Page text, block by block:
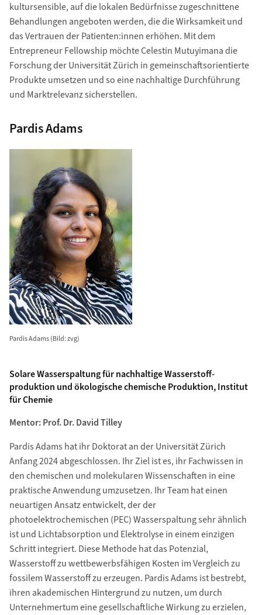
kultursensible, auf die lokalen Bedürfnisse zugeschnittene
Behandlungen angeboten werden, die die Wirksamkeit und
das Vertrauen der Patienten:innen erhöhen. Mit dem
Entrepreneur Fellowship möchte Celestin Mutuyimana die
Forschung der Universität Zürich in gemeinschaftsorientierte
Produkte umsetzen und so eine nachhaltige Durchführung
und Marktrelevanz sicherstellen.
Pardis Adams
Pardis Adams (Bild: zvg)
Solare Wasserspaltung für nachhaltige Wasserstoff­
produktion und ökologische chemische Produktion, Institut
für Chemie
Mentor: Prof. Dr. David Tilley
Pardis Adams hat ihr Doktorat an der Universität Zürich
Anfang 2024 abgeschlossen. Ihr Ziel ist es, ihr Fachwissen in
den chemischen und molekularen Wissenschaften in eine
praktische Anwendung umzusetzen. Ihr Team hat einen
neuartigen Ansatz entwickelt, der der
photoelektrochemischen (PEC) Wasserspaltung sehr ähnlich
ist und Lichtabsorption und Elektrolyse in einem einzigen
Schritt integriert. Diese Methode hat das Potenzial,
Wasserstoff zu wettbewerbsfähigen Kosten im Vergleich zu
fossilem Wasserstoff zu erzeugen. Pardis Adams ist bestrebt,
ihren akademischen Hintergrund zu nutzen, um durch
Unternehmertum eine gesellschaftliche Wirkung zu erzielen,